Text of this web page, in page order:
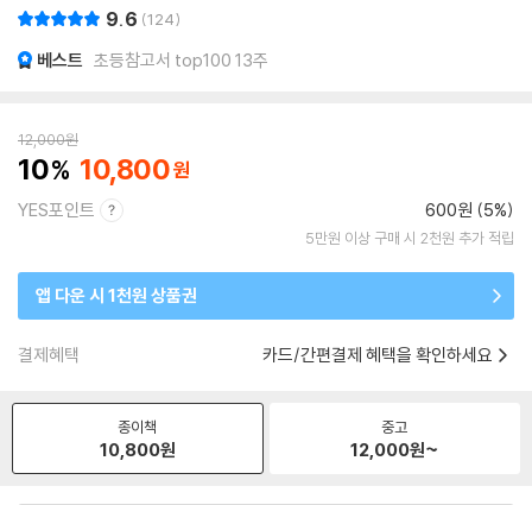
9.6 124
베스트 초등참고서 top100 13주
12,000원
10 10,800
YES포인트 600원 (5%)
5만원 이상 구매 시 2천원 추가 적립
앱 다운 시 1천원 상품권
결제혜택 카드/간편결제 혜택을 확인하세요
종이책
10,800원
중고
12,000원~